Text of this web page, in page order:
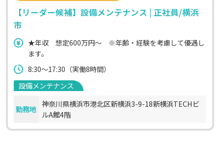
【リーダー候補】設備メンテナンス | 正社員/横浜
市
★年収 想定600万円～ ※年齢・経験を考慮して優遇し
ます。
8:30～17:30（実働8時間）
設備メンテナンス
勤務地
神奈川県横浜市港北区新横浜3-9-18新横浜TECHビ
ルA館4階